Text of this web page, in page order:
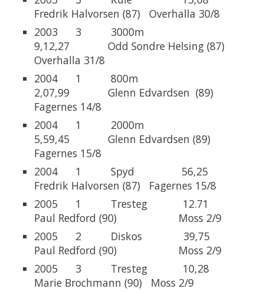
Fredrik Halvorsen (87) Overhalla 30/8
2003 3 3000m
9,12,27 Odd Sondre Helsing (87)
Overhalla 31/8
2004 1 800m
2,07,99 Glenn Edvardsen (89)
Fagernes 14/8
2004 1 2000m
5,59,45 Glenn Edvardsen (89)
Fagernes 15/8
2004 1 Spyd 56,25
Fredrik Halvorsen (87) Fagernes 15/8
2005 1 Tresteg 12.71
Paul Redford (90) Moss 2/9
2005 2 Diskos 39,75
Paul Redford (90) Moss 2/9
2005 3 Tresteg 10,28
Marie Brochmann (90) Moss 2/9